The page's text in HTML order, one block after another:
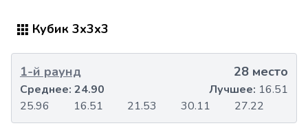
Кубик 3x3x3
1-й раунд 28 место
25.96 16.51 21.53 30.11 27.22
Среднее: 24.90 Лучшее: 16.51